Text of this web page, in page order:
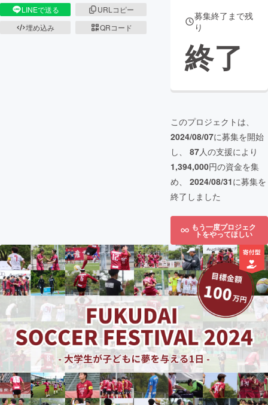
LINEで送る
URLコピー
埋め込み
QRコード
募集終了まで残
り
終了
このプロジェクトは、
2024/08/07に募集を開始
し、 87人の支援により
1,394,000円の資金を集
め、 2024/08/31に募集を
終了しました
もう一度プロジェク
トをやってほしい